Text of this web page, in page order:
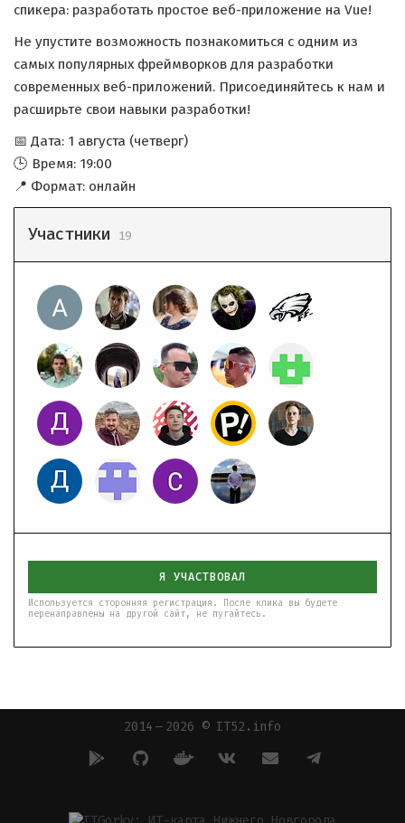
спикера: разработать простое веб-приложение на Vue!
Не упустите возможность познакомиться с одним из
самых популярных фреймворков для разработки
современных веб-приложений. Присоединяйтесь к нам и
расширьте свои навыки разработки!
📅 Дата: 1 августа (четверг)
🕒 Время: 19:00
📍 Формат: онлайн
Участники 19
Я УЧАСТВОВАЛ
Используется сторонняя регистрация. После клика вы будете
перенаправлены на другой сайт, не пугайтесь.
2014 — 2026 © IT52.info